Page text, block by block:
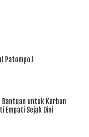
Patompo I
Bantuan untuk Korban
Empati Sejak Dini